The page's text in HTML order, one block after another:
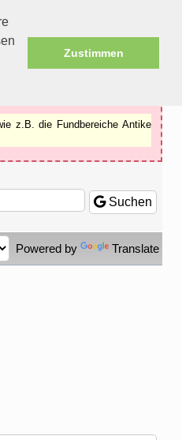
Zustimmen
z.B. die Fundbereiche Antike
Suchen
Powered by Translate